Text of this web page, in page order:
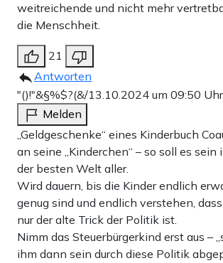
weitreichende und nicht mehr
die Menschheit.
21
Antworten
"()!"&§%$?(&/13.10.2024 um 09:50 Uhr
Melden
„Geldgeschenke“ eines Kinderbuch
an seine „Kinderchen“ – so soll es sein
der besten Welt aller.
Wird dauern, bis die Kinder endlich
genug sind und endlich verstehen,
nur der alte Trick der Politik ist.
Nimm das Steuerbürgerkind erst aus –
ihm dann sein durch diese Politik